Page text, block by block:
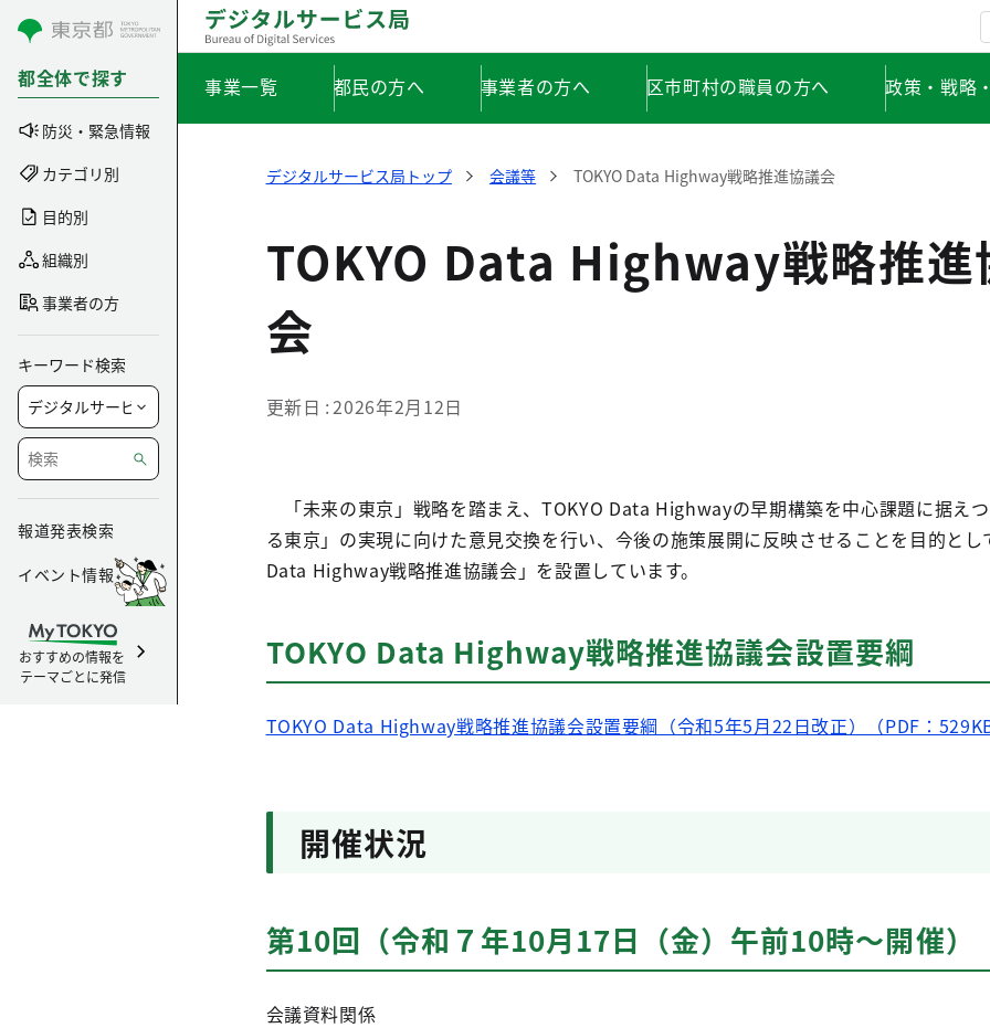
コンテンツにスキップ
都全体で探す
防災・緊急情報
カテゴリ別
目的別
組織別
事業者の方
キーワード検索
報道発表検索
イベント情報
おすすめの情報を
テーマごとに発信
事業一覧 都民の方へ 事業者の方へ 区市町村の職員の方へ 政策・戦略
デジタルサービス局トップ 会議等 TOKYO Data Highway戦略推進協議会
TOKYO Data Highway戦略推進
会
更新日 2026年2月12日
「未来の東京」戦略を踏まえ、TOKYO Data Highwayの早期構築を中心課題に据え
る東京」の実現に向けた意見交換を行い、今後の施策展開に反映させることを目的とし
Data Highway戦略推進協議会」を設置しています。
TOKYO Data Highway戦略推進協議会設置要綱
TOKYO Data Highway戦略推進協議会設置要綱（令和5年5月22日改正）（PDF：
開催状況
第10回（令和７年10月17日（金）午前10時～開催）
会議資料関係